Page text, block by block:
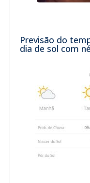
Previsão do
dia de sol com